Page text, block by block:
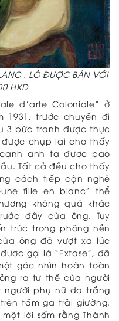
. LÔ ĐƯỢC BÁN VỚI
HKD
d’arte Coloniale” ở
1931, trước chuyến đi
3 bức tranh được thực
chụp lại cho thấy
anh ta được bao
Tất cả đều cho thấy
cách tiếp cận nghệ
fille en blanc” thể
không quá khác
đây của ông. Tuy
trúc trong phông nền
ông đã vượt xa lúc
gọi là “Extase”, đã
góc nhìn hoàn toàn
ra tư thế của người
phụ nữ da trắng
tấm ga trải giường.
lời sấm rằng Thánh